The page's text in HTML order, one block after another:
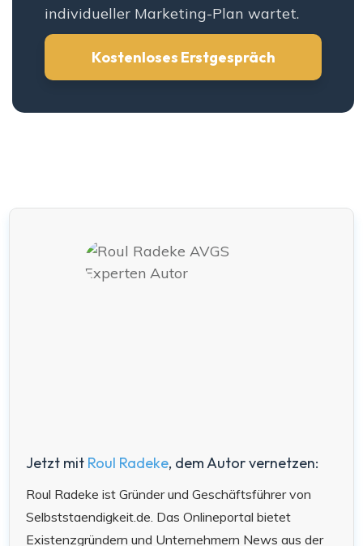
individueller Marketing-Plan wartet.
Kostenloses Erstgespräch
Jetzt mit Roul Radeke, dem Autor vernetzen:
Roul Radeke ist Gründer und Geschäftsführer von
Selbststaendigkeit.de. Das Onlineportal bietet
Existenzgründern und Unternehmern News aus der